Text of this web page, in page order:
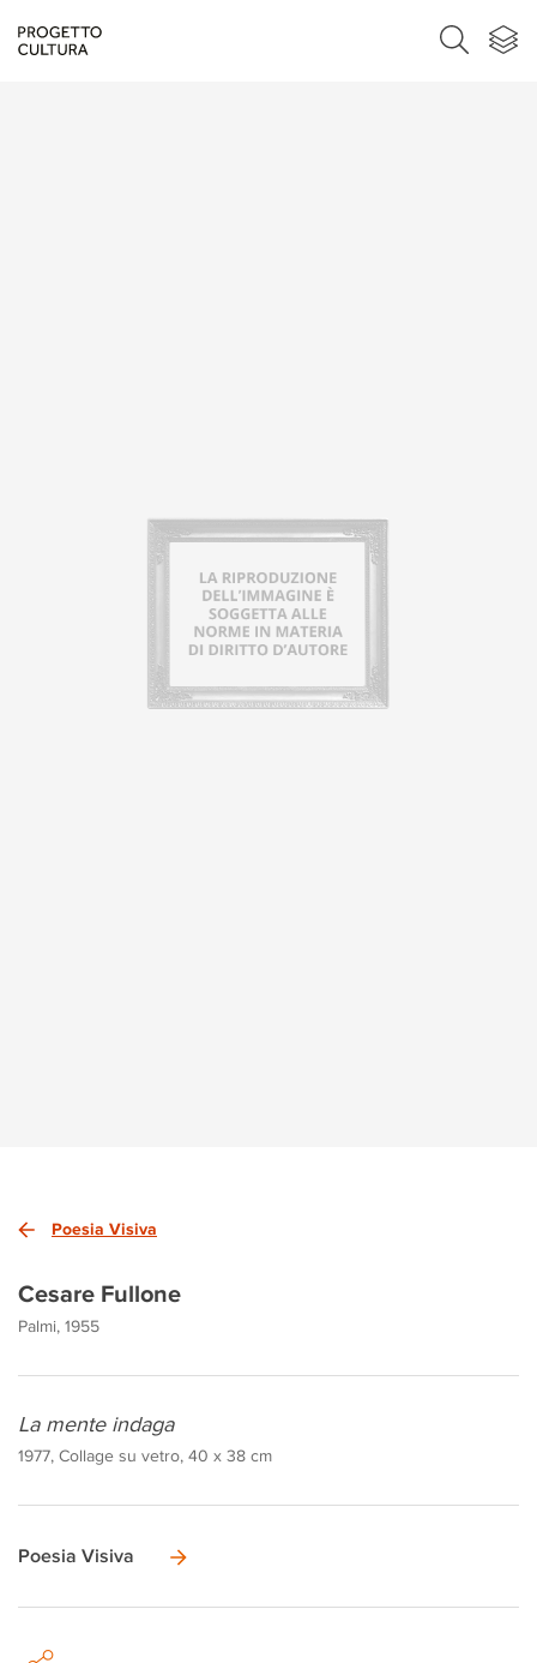
Poesia Visiva
Cesare Fullone
Palmi, 1955
La mente indaga
1977, Collage su vetro, 40 x 38 cm
Poesia Visiva